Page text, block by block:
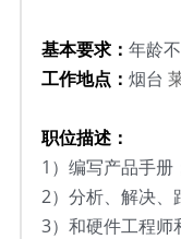
基本要求： 年龄
工作地点： 烟台
职位描述：
1） 编写产品手册
2） 分析、解决、
3） 和硬件工程师